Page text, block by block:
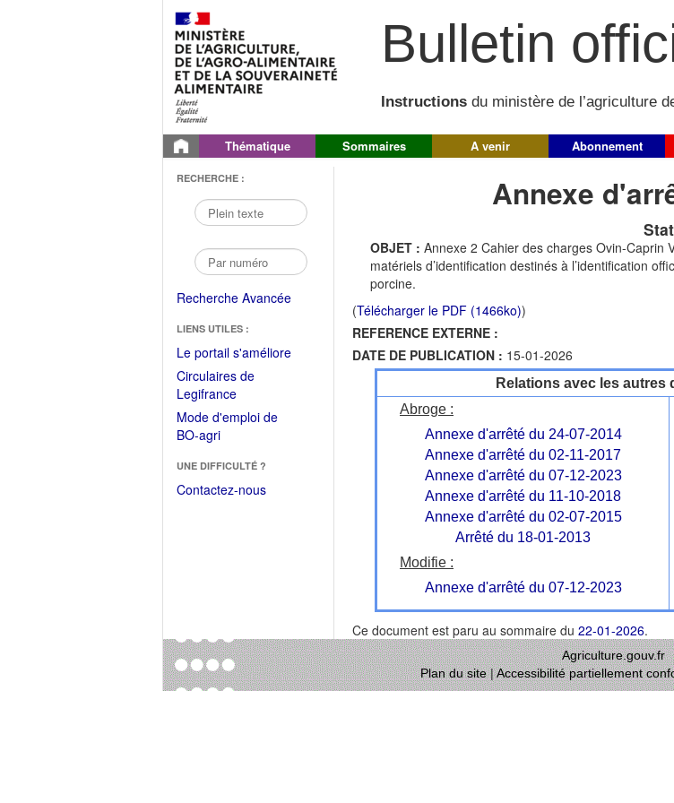
Bulletin
Instructions du ministère de l’agriculture
Thématique Sommaires A venir Abonnement
RECHERCHE :
Recherche Avancée
LIENS UTILES :
Le portail s'améliore(Fichier
Circulaires de
Legifrance(Ouvrir
dans
une
fenêtre)
Mode d'emploi de
BO-agri(Ouvrir
une
nouvelle
UNE DIFFICULTÉ ?
Contactez-nous
Annexe
OBJET : Annexe 2 Cahier des charges Ovin-Caprin
matériels d’identification destinés à l’identification
porcine.
(Télécharger le PDF (1466ko))
REFERENCE EXTERNE :
DATE DE PUBLICATION : 15-01-2026
Relations avec les
Abroge :
Annexe d'arrêté du 24-07-2014
Annexe d'arrêté du 02-11-2017
Annexe d'arrêté du 07-12-2023
Annexe d'arrêté du 11-10-2018
Annexe d'arrêté du 02-07-2015
Arrêté du 18-01-2013
Modifie :
Annexe d'arrêté du 07-12-2023
Ce document est paru au sommaire du 22-01-2026.
Agriculture.gouv.fr
Plan du site|Accessibilité partiellement